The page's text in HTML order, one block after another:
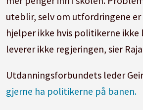
uteblir, selv om utfordringene er
hjelper ikke hvis politikerne ikke
leverer ikke regjeringen, sier
Utdanningsforbundets leder
gjerne ha politikerne på banen.